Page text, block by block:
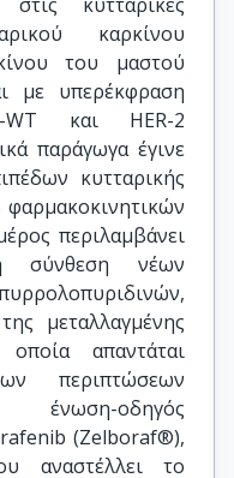
καρκίνου
του μαστού
με υπερέκφραση
WT και HER-2
παράγωγα έγινε
κυτταρικής
περιλαμβάνει
σύνθεση νέων
μεταλλαγμένης
απαντάται
περιπτώσεων
οδηγός
(Zelboraf®),
αναστέλλει το